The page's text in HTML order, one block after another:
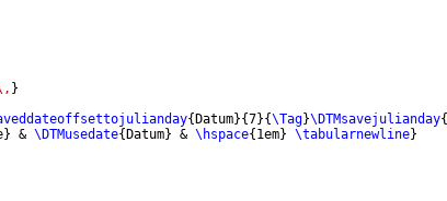
}
{ Datum}{7}{\Tag}\DTMsavejulianday{
} & \DTMusedate{ Datum} & \hspace{ 1em} \tabularnewline}